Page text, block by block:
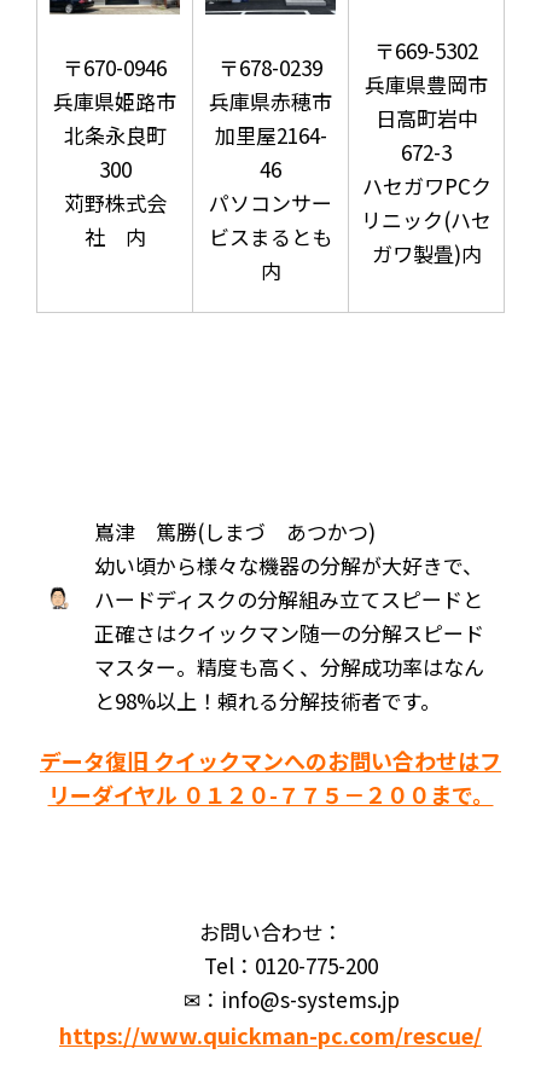
〒670-0946
兵庫県姫路市
北条永良町
300
苅野株式会
社 内
〒678-0239
兵庫県赤穂市
加里屋2164-
46
パソコンサー
ビスまるとも
内
〒669-5302
兵庫県豊岡市
日高町岩中
672-3
ハセガワPCク
リニック(ハセ
ガワ製畳)内
嶌津 篤勝(しまづ あつかつ)
幼い頃から様々な機器の分解が大好きで、
ハードディスクの分解組み立てスピードと
正確さはクイックマン随一の分解スピード
マスター。精度も高く、分解成功率はなん
と98%以上！頼れる分解技術者です。
データ復旧 クイックマンへのお問い合わせはフ
リーダイヤル ０１２０-７７５－２００まで。
お問い合わせ：
Tel：0120-775-200
✉：info@s-systems.jp
https://www.quickman-pc.com/rescue/